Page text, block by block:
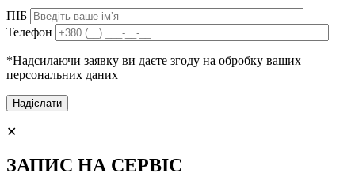
ПІБ
Телефон
*Надсилаючи заявку ви даєте згоду на обробку ваших
персональних даних
✕
ЗАПИС НА СЕРВІС